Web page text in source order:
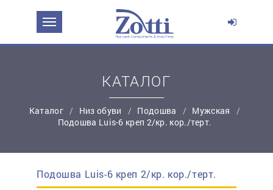
простую регистрацию
КАТАЛОГ
Каталог Низ обуви Подошва
Мужская
Подошва Luis-6 креп 2/кр. кор./терт.
Подошва Luis-6 креп 2/кр. кор./терт.
ЗАДАТЬ ВОПРОС О ПРОДУКТЕ
Эл. почта: *
Контактный телефон:*